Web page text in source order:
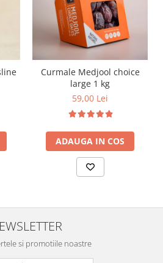
Curmale Medjool choice
large 1 kg
59,00 Lei
ADAUGA IN COS
si promotiile noastre